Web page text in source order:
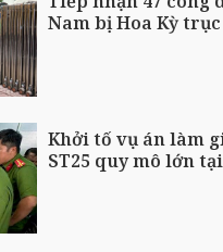
Nam bị Hoa Kỳ
Khởi tố vụ án làm
ST25 quy mô lớn